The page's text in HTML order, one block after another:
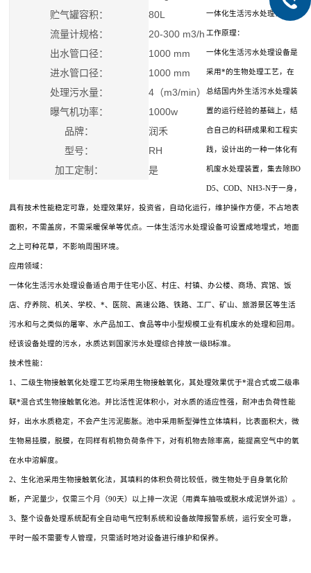
贮气罐容积：
80L
流量计规格：
20-300 m3/h
出水管口径：
1000 mm
进水管口径：
1000 mm
处理污水量：
4（m3/min）
曝气机功率：
1000w
品牌：
润禾
型号：
RH
加工定制：
是
一体化生活污水处理设备
工作原理：
一体化生活污水处理设备是
采用*的生物处理工艺，在
总结国内外生活污水处理装
置的运行经验的基础上，结
合自己的科研成果和工程实
践，设计出的一种一体化有
机废水处理装置，集去除BO
D5、COD、NH3-N于一身，
具有技术性能稳定可靠，处理效果好，投资省，自动化运行，维护操作方便，不占地表
面积，不需盖房，不需采暖保单等优点。一体生活污水处理设备可设置成地埋式，地面
之上可种花草，不影响周围环境。
应用领域：
一体化生活污水处理设备适合用于住宅小区、村庄、村镇、办公楼、商场、宾馆、饭
店、疗养院、机关、学校、*、医院、高速公路、铁路、工厂、矿山、旅游景区等生活
污水和与之类似的屠宰、水产品加工、食品等中小型规模工业有机废水的处理和回用。
经该设备处理的污水，水质达到国家污水处理综合排放一级B标准。
技术性能：
1、二级生物接触氧化处理工艺均采用生物接触氧化，其处理效果优于*混合式或二级串
联*混合式生物接触氧化池。并比活性泥体积小，对水质的适应性强，耐冲击负荷性能
好，出水水质稳定，不会产生污泥膨胀。池中采用新型弹性立体填料，比表面积大，微
生物易挂膜，脱膜，在同样有机物负荷条件下，对有机物去除率高，能提高空气中的氧
在水中溶解度。
2、生化池采用生物接触氧化法，其填料的体积负荷比较低，微生物处于自身氧化阶
断，产泥量少，仅需三个月（90天）以上排一次泥（用粪车抽吸或脱水成泥饼外运）。
3、整个设备处理系统配有全自动电气控制系统和设备故障报警系统，运行安全可靠，
平时一般不需要专人管理，只需适时地对设备进行维护和保养。